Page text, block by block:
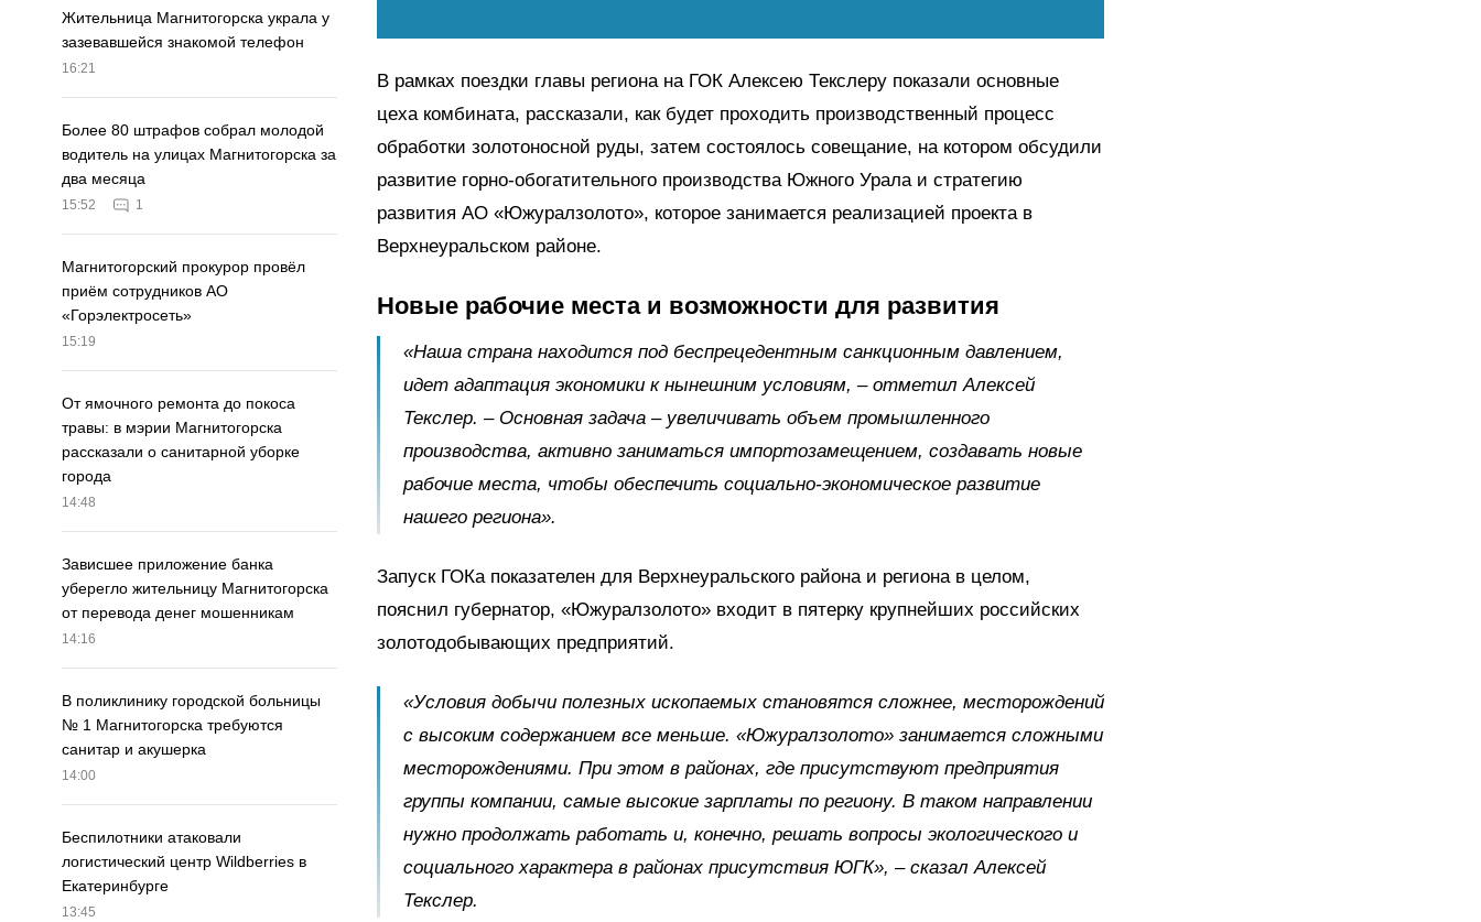
Жительница Магнитогорска украла у
зазевавшейся знакомой телефон
16:21
Более 80 штрафов собрал молодой
водитель на улицах Магнитогорска за
два месяца
15:52 1
Магнитогорский прокурор провёл
приём сотрудников АО
«Горэлектросеть»
15:19
От ямочного ремонта до покоса
травы: в мэрии Магнитогорска
рассказали о санитарной уборке
города
14:48
Зависшее приложение банка
уберегло жительницу Магнитогорска
от перевода денег мошенникам
14:16
В поликлинику городской больницы
№ 1 Магнитогорска требуются
санитар и акушерка
14:00
Беспилотники атаковали
логистический центр Wildberries в
Екатеринбурге
13:45
В рамках поездки главы региона на ГОК Алексею Текслеру показали основные
цеха комбината, рассказали, как будет проходить производственный процесс
обработки золотоносной руды, затем состоялось совещание, на котором обсудили
развитие горно-обогатительного производства Южного Урала и стратегию
развития АО «Южуралзолото», которое занимается реализацией проекта в
Верхнеуральском районе.
Новые рабочие места и возможности для развития
«Наша страна находится под беспрецедентным санкционным давлением,
идет адаптация экономики к нынешним условиям, – отметил Алексей
Текслер. – Основная задача – увеличивать объем промышленного
производства, активно заниматься импортозамещением, создавать новые
рабочие места, чтобы обеспечить социально-экономическое развитие
нашего региона».
Запуск ГОКа показателен для Верхнеуральского района и региона в целом,
пояснил губернатор, «Южуралзолото» входит в пятерку крупнейших российских
золотодобывающих предприятий.
«Условия добычи полезных ископаемых становятся сложнее, месторождений
с высоким содержанием все меньше. «Южуралзолото» занимается сложными
месторождениями. При этом в районах, где присутствуют предприятия
группы компании, самые высокие зарплаты по региону. В таком направлении
нужно продолжать работать и, конечно, решать вопросы экологического и
социального характера в районах присутствия ЮГК», – сказал Алексей
Текслер.